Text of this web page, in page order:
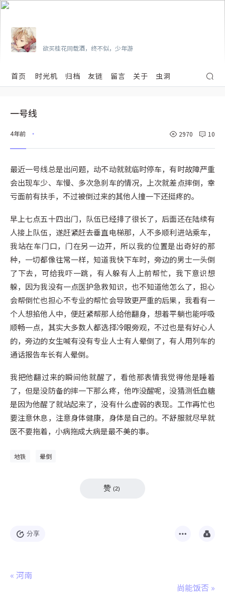
欲买桂花同载酒，终不似，少年游
首页 时光机 归档 友链 留言 关于 虫洞
一号线
4年前 • 2970 10
最近一号线总是出问题，动不动就就临时停车，有时故障严重
会出现车少、车慢、多次急刹车的情况，上次就差点摔倒，幸
亏面前有扶手，不过被倒过来的其他人撞一下还挺疼的。
早上七点五十四出门，队伍已经排了很长了，后面还在陆续有
人接上队伍，遂赶紧赶去垂直电梯那，人不多顺利进站乘车，
我站在车门口，门在另一边开，所以我的位置是出奇好的那
种，一切都像往常一样，知道我快下车时，旁边的男士一头倒
了下去，可给我吓一跳，有人躲有人上前帮忙，我下意识想
躲，因为我没有一点医护急救知识，也不知道他怎么了，担心
会帮倒忙也担心不专业的帮忙会导致更严重的后果，我看有一
个人想掐他人中，便赶紧帮那人给他翻身，想着平躺也能呼吸
顺畅一点，其实大多数人都选择冷眼旁观，不过也是有好心人
的，旁边的女生喊有没有专业人士有人晕倒了，有人用列车的
通话报告车长有人晕倒。
我把他翻过来的瞬间他就醒了，看他那表情我觉得他是睡着
了，但是没防备的摔一下那么疼，他咋没醒呢，没猜测低血糖
是因为他醒了就站起来了，没有什么虚弱的表现。工作再忙也
要注意休息，注意身体健康，身体是自己的。不舒服就尽早就
医不要拖着，小病拖成大病是最不美的事。
地铁 晕倒
赞 (2)
分享
« 河南
尚能饭否 »